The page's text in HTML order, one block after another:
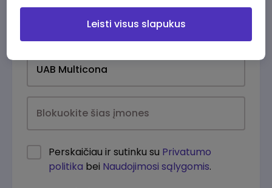
Perskaičiau ir sutinku su Privatumo
politika bei Naudojimosi sąlygomis.
Leisti visus slapukus